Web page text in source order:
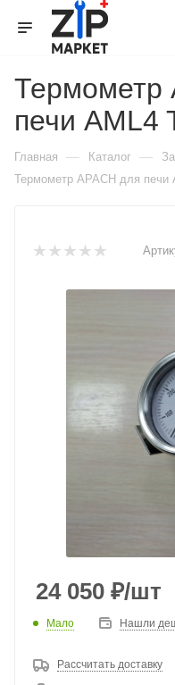
Термометр
печи AML4
Главная — Каталог —
Термометр APACH для печи
24 050 ₽/шт
Мало Нашли
Рассчитать доставку